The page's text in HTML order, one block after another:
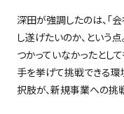
深田が強調したのは、「
し遂げたいのか、という
つかっていなかったとし
手を挙げて挑戦できる環
択肢が、新規事業への挑